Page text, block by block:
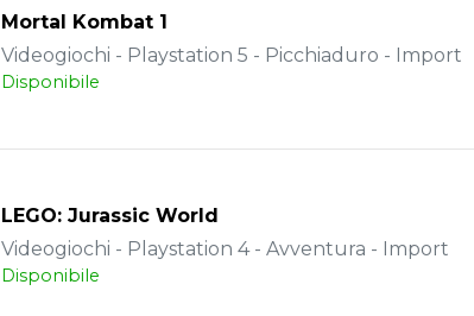
Mortal Kombat 1
Videogiochi - Playstation 5 - Picchiaduro - Import
Disponibile
LEGO: Jurassic World
Videogiochi - Playstation 4 - Avventura - Import
Disponibile